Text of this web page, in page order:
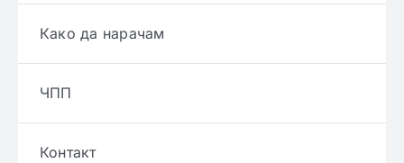
Како да нарачам
ЧПП
Контакт